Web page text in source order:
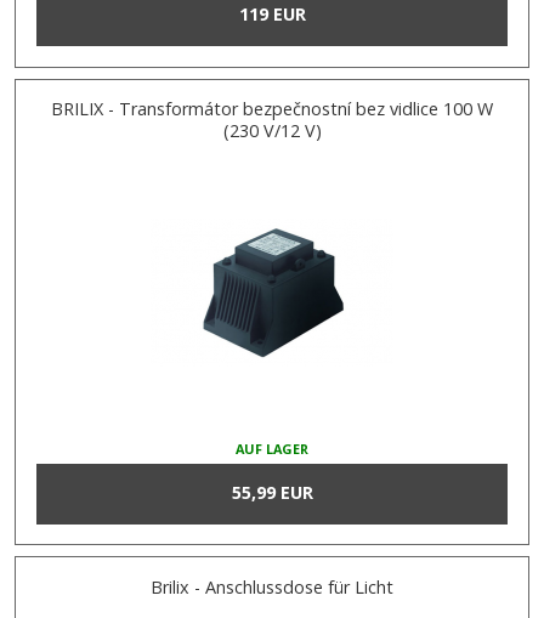
119 EUR
BRILIX - Transformátor bezpečnostní bez vidlice 100 W
(230 V/12 V)
AUF LAGER
55,99 EUR
Brilix - Anschlussdose für Licht